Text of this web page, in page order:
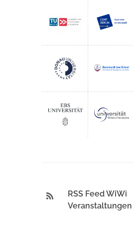
RSS Feed WiWi
Veranstaltungen